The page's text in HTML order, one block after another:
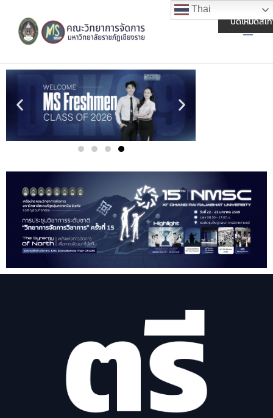
content
Main
Thai
ปิดโหมดสีเท